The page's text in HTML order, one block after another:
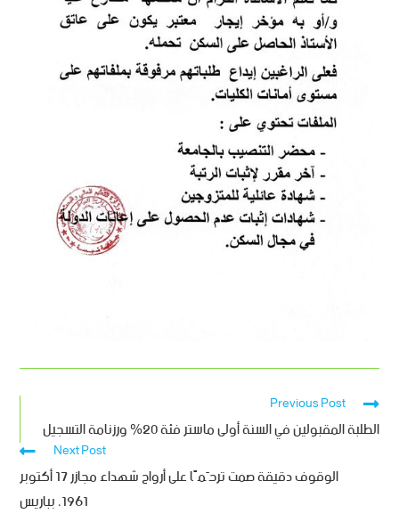
Previous Post
الطلبة المقبولين في السنة أولى ماستر فئة 20% ورزنامة التسجيل
Next Post
الوقوف دقيقة صمت ترحّمًا على أرواح شهداء مجازر 17 أكتوبر
1961، بباريس